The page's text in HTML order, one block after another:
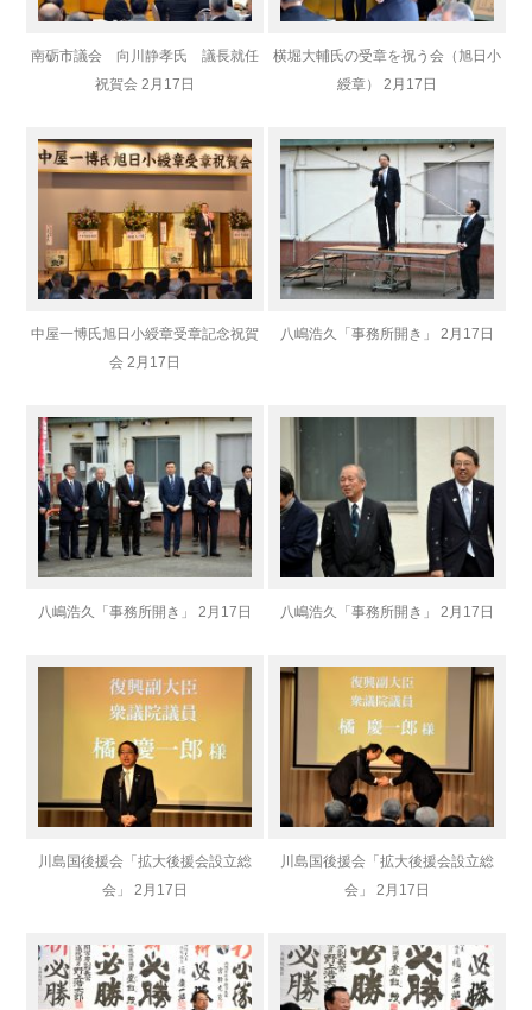
南砺市議会 向川静孝氏 議長就任
祝賀会 2月17日
横堀大輔氏の受章を祝う会（旭日小
綬章） 2月17日
中屋一博氏旭日小綬章受章記念祝賀
会 2月17日
八嶋浩久「事務所開き」 2月17日
八嶋浩久「事務所開き」 2月17日 八嶋浩久「事務所開き」 2月17日
川島国後援会「拡大後援会設立総
会」 2月17日
川島国後援会「拡大後援会設立総
会」 2月17日